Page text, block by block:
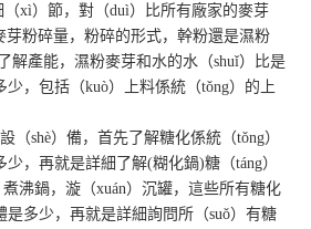
xì）節，對（duì）比所有廠家的麥芽
芽粉碎量，粉碎的形式，幹粉還是濕粉
解產能，濕粉麥芽和水的水（shuǐ）比是
，包括（kuò）上料係統（tǒng）的上
shè）備，首先了解糖化係統（tǒng）
，再就是詳細了解(糊化鍋)糖（táng）
沸鍋，漩（xuán）沉罐，這些所有糖化
是多少，再就是詳細詢問所（suǒ）有糖